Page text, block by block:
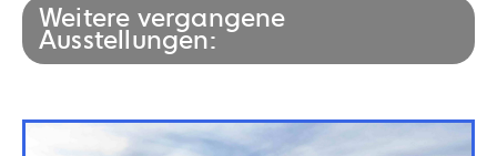
Weitere vergangene
Ausstellungen: